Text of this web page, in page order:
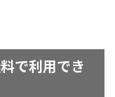
で利用でき